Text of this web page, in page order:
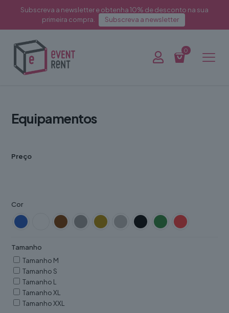
Subscreva a newsletter e obtenha 10% de desconto na sua
primeira compra.
Subscreva a newsletter
0
Equipamentos
Preço
Cor
Tamanho
Tamanho M
Tamanho S
Tamanho L
Tamanho XL
Tamanho XXL